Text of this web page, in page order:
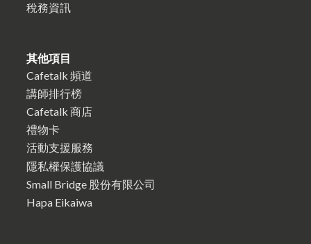
稅務資訊
其他項目
Cafetalk 頻道
講師排行榜
Cafetalk 商店
禮物卡
活動支援服務
隱私權保護協議
Small Bridge 股份有限公司
Hapa Eikaiwa